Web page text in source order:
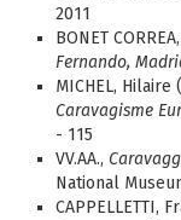
2011
BONET
Fernando,
MICHEL, Hilaire
Caravagisme
- 115
VV.AA.,
National
CAPPELLETTI,